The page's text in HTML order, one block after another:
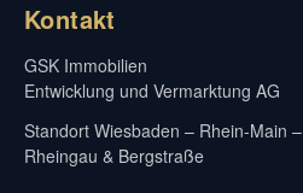
Kontakt
GSK Immobilien
Entwicklung und Vermarktung AG
Standort Wiesbaden – Rhein-Main –
Rheingau & Bergstraße